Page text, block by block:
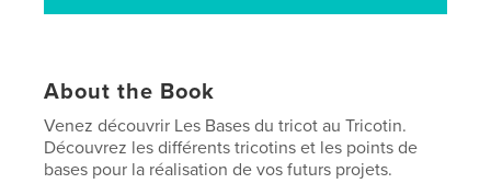
About the Book
Venez découvrir Les Bases du tricot au Tricotin.
Découvrez les différents tricotins et les points de
bases pour la réalisation de vos futurs projets.